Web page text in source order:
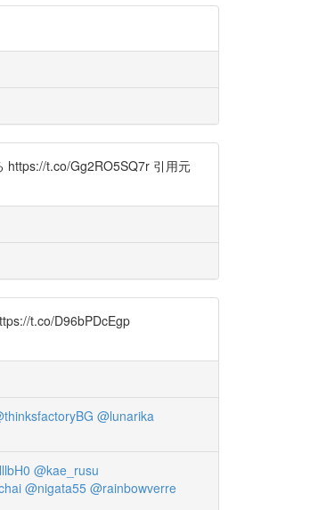
https://t.co/Gg2RO5SQ7r 引用元
t.co/D96bPDcEgp
@lunarika
@kae_rusu
@nigata55 @rainbowverre